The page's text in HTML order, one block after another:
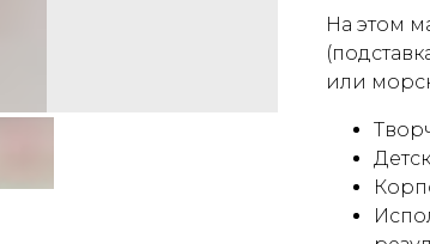
На этом
или